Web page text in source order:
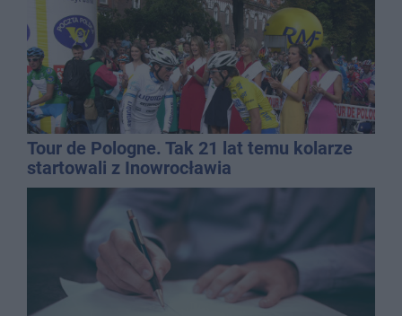
Tour de Pologne. Tak 21 lat temu kolarze
startowali z Inowrocławia